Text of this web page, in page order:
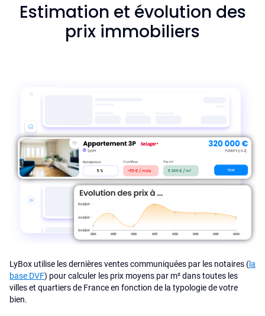
Estimation et évolution des
prix immobiliers
LyBox utilise les dernières ventes communiquées par les notaires (la
base DVF) pour calculer les prix moyens par m² dans toutes les
villes et quartiers de France en fonction de la typologie de votre
bien.